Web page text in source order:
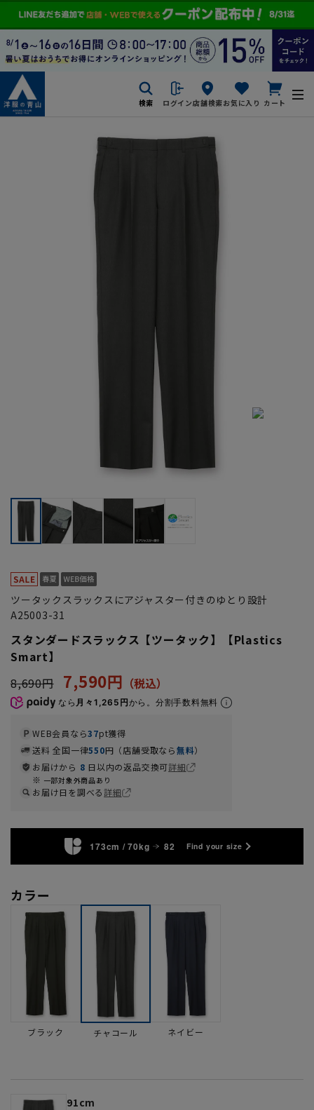
検索 ログイン店舗検索お気に入り カート
ツータックスラックスにアジャスター付きのゆとり設計
A25003-31
スタンダードスラックス【ツータック】【Plastics
Smart】
8,690円 7,590円
なら 月々1,265円から。分割手数料無料
WEB会員なら37pt獲得
送料 全国一律550円（店舗受取なら無料）
お届けから 8 日以内の返品交換可詳細
一部対象外商品あり
お届け日を調べる詳細
173cm / 70kg 82 Find your size
カラー
ブラック チャコール ネイビー
91cm